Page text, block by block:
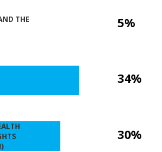
5%
34%
30%
THE